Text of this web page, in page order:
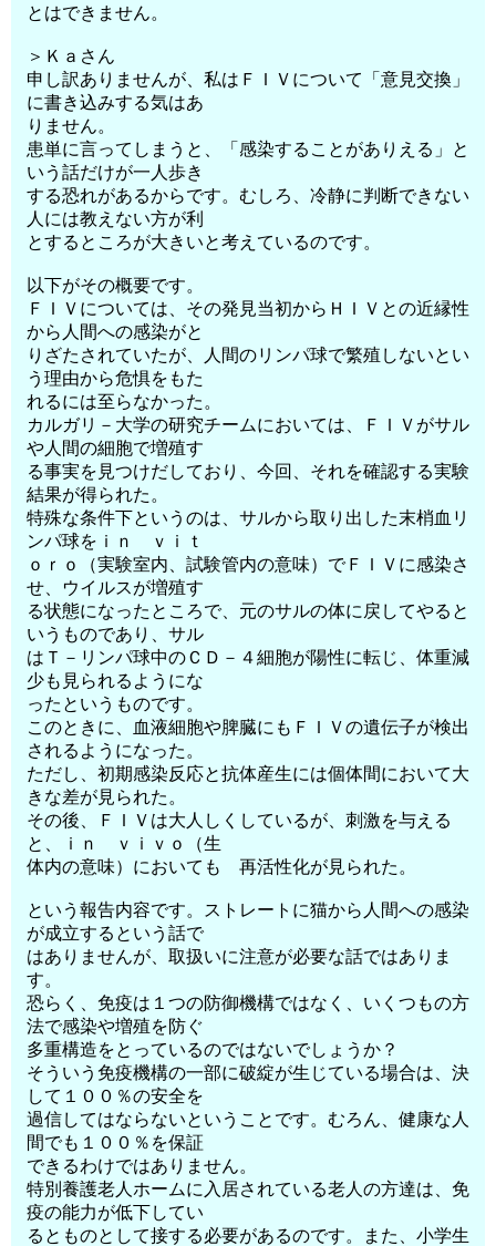
とはできません。
＞Ｋａさん
申し訳ありませんが、私はＦＩＶについて「意見交換」
に書き込みする気はあ
りません。
患単に言ってしまうと、「感染することがありえる」と
いう話だけが一人歩き
する恐れがあるからです。むしろ、冷静に判断できない
人には教えない方が利
とするところが大きいと考えているのです。
以下がその概要です。
ＦＩＶについては、その発見当初からＨＩＶとの近縁性
から人間への感染がと
りざたされていたが、人間のリンパ球で繁殖しないとい
う理由から危惧をもた
れるには至らなかった。
カルガリ－大学の研究チームにおいては、ＦＩＶがサル
や人間の細胞で増殖す
る事実を見つけだしており、今回、それを確認する実験
結果が得られた。
特殊な条件下というのは、サルから取り出した末梢血リ
ンパ球をｉｎ ｖｉｔ
ｏｒｏ（実験室内、試験管内の意味）でＦＩＶに感染さ
せ、ウイルスが増殖す
る状態になったところで、元のサルの体に戻してやると
いうものであり、サル
はＴ－リンパ球中のＣＤ－４細胞が陽性に転じ、体重減
少も見られるようにな
ったというものです。
このときに、血液細胞や脾臓にもＦＩＶの遺伝子が検出
されるようになった。
ただし、初期感染反応と抗体産生には個体間において大
きな差が見られた。
その後、ＦＩＶは大人しくしているが、刺激を与える
と、ｉｎ ｖｉｖｏ（生
体内の意味）においても 再活性化が見られた。
という報告内容です。ストレートに猫から人間への感染
が成立するという話で
はありませんが、取扱いに注意が必要な話ではありま
す。
恐らく、免疫は１つの防御機構ではなく、いくつもの方
法で感染や増殖を防ぐ
多重構造をとっているのではないでしょうか？
そういう免疫機構の一部に破綻が生じている場合は、決
して１００％の安全を
過信してはならないということです。むろん、健康な人
間でも１００％を保証
できるわけではありません。
特別養護老人ホームに入居されている老人の方達は、免
疫の能力が低下してい
るとものとして接する必要があるのです。また、小学生